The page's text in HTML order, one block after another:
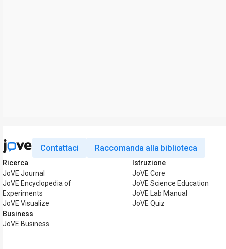
Contattaci Raccomanda alla biblioteca
Ricerca
JoVE Journal
JoVE Encyclopedia of
Experiments
JoVE Visualize
Business
JoVE Business
Istruzione
JoVE Core
JoVE Science Education
JoVE Lab Manual
JoVE Quiz